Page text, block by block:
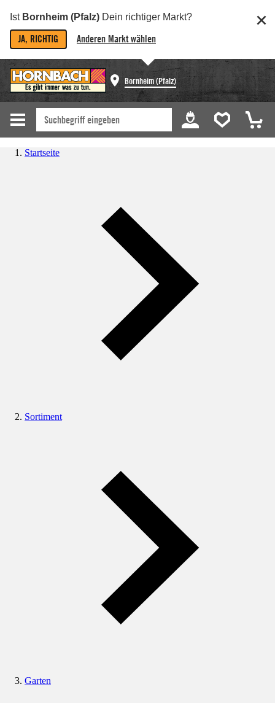
Ist Bornheim (Pfalz) Dein richtiger Markt?
JA, RICHTIG Anderen Markt wählen
Bornheim (Pfalz)
Startseite
Sortiment
Garten